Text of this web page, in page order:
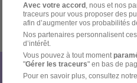
Avec votre accord, nous et nos
traceurs pour vous proposer des
afin d’augmenter vos probabilités
Nos partenaires personnalisent
d’intérêt.
Vous pouvez à tout moment
"Gérer les traceurs" en bas de
Pour en savoir plus, consultez notre